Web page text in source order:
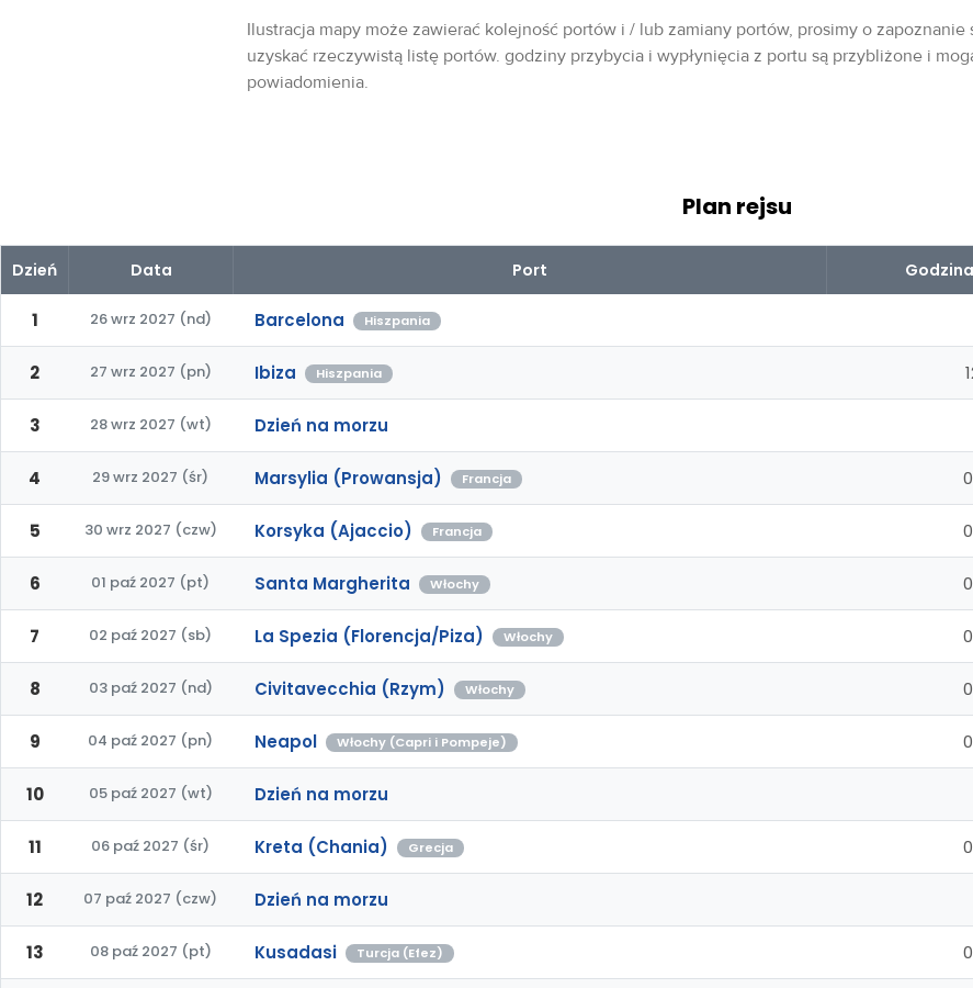
Ilustracja mapy może zawierać kolejność portów i / lub zamiany portów, prosimy o zapoznanie
uzyskać rzeczywistą listę portów. godziny przybycia i wypłynięcia z portu są przybliżone i
powiadomienia.
Plan rejsu
Dzień Data Port
1 26 wrz 2027 (nd) Barcelona Hiszpania
2 27 wrz 2027 (pn) Ibiza Hiszpania
3 28 wrz 2027 (wt) Dzień na morzu
4 29 wrz 2027 (śr) Marsylia (Prowansja) Francja
5 30 wrz 2027 (czw) Korsyka (Ajaccio) Francja
6 01 paź 2027 (pt) Santa Margherita Włochy
7 02 paź 2027 (sb) La Spezia (Florencja/Piza) Włochy
8 03 paź 2027 (nd) Civitavecchia (Rzym) Włochy
9 04 paź 2027 (pn) Neapol Włochy (Capri i Pompeje)
10 05 paź 2027 (wt) Dzień na morzu
11 06 paź 2027 (śr) Kreta (Chania) Grecja
12 07 paź 2027 (czw) Dzień na morzu
13 08 paź 2027 (pt) Kusadasi Turcja (Efez)